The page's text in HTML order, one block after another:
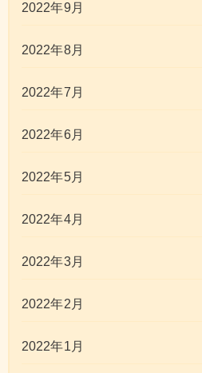
2022年9月
2022年8月
2022年7月
2022年6月
2022年5月
2022年4月
2022年3月
2022年2月
2022年1月